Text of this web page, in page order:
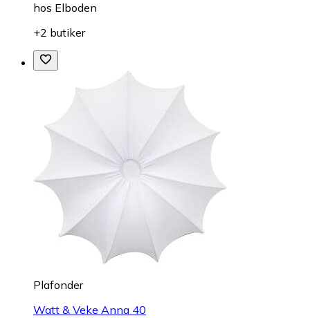
hos Elboden
+2 butiker
Plafonder
Watt & Veke Anna 40